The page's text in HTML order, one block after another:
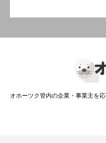
オホーツク管内の企業・事業主を